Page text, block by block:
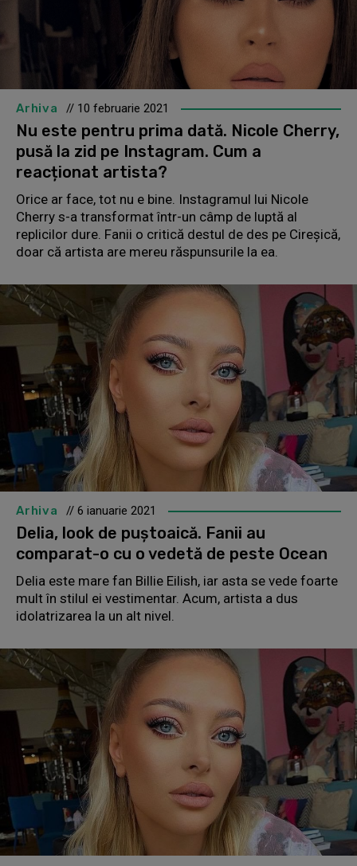
Arhiva // 10 februarie 2021
Nu este pentru prima dată. Nicole Cherry,
pusă la zid pe Instagram. Cum a
reacționat artista?
Orice ar face, tot nu e bine. Instagramul lui Nicole
Cherry s-a transformat într-un câmp de luptă al
replicilor dure. Fanii o critică destul de des pe Cireșică,
doar că artista are mereu răspunsurile la ea.
Arhiva // 6 ianuarie 2021
Delia, look de puștoaică. Fanii au
comparat-o cu o vedetă de peste Ocean
Delia este mare fan Billie Eilish, iar asta se vede foarte
mult în stilul ei vestimentar. Acum, artista a dus
idolatrizarea la un alt nivel.